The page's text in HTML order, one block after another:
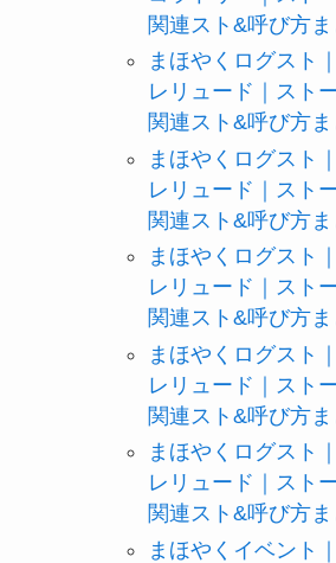
関連スト&呼び方
まほやくログスト
レリュード｜スト
関連スト&呼び方
まほやくログスト
レリュード｜スト
関連スト&呼び方
まほやくログスト
レリュード｜スト
関連スト&呼び方
まほやくログスト
レリュード｜スト
関連スト&呼び方
まほやくログスト
レリュード｜スト
関連スト&呼び方
まほやくイベント